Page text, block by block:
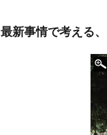
最新事情で考える